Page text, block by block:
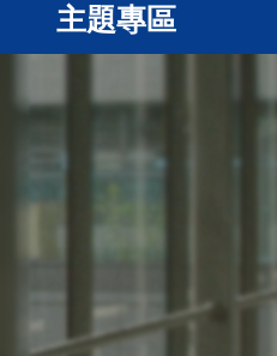
主題專區